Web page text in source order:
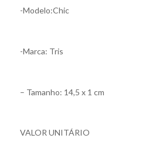
-Modelo:Chic
-Marca: Tris
– Tamanho: 14,5 x 1 cm
VALOR UNITÁRIO